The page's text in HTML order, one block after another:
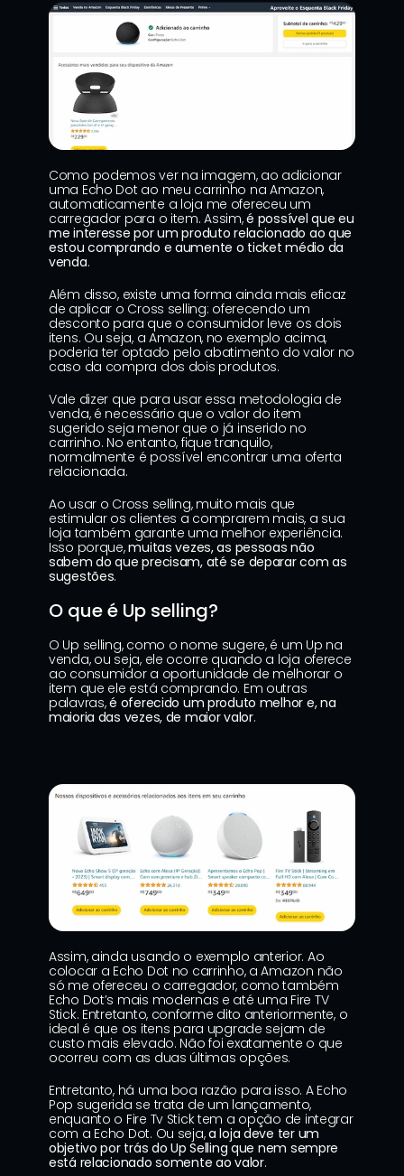
Como podemos ver na imagem, ao adicionar
uma Echo Dot ao meu carrinho na Amazon,
automaticamente a loja me ofereceu um
carregador para o item. Assim, é possível que eu
me interesse por um produto relacionado ao que
estou comprando e aumente o ticket médio da
venda.
Além disso, existe uma forma ainda mais eficaz
de aplicar o Cross selling: oferecendo um
desconto para que o consumidor leve os dois
itens. Ou seja, a Amazon, no exemplo acima,
poderia ter optado pelo abatimento do valor no
caso da compra dos dois produtos.
Vale dizer que para usar essa metodologia de
venda, é necessário que o valor do item
sugerido seja menor que o já inserido no
carrinho. No entanto, fique tranquilo,
normalmente é possível encontrar uma oferta
relacionada.
Ao usar o Cross selling, muito mais que
estimular os clientes a comprarem mais, a sua
loja também garante uma melhor experiência.
Isso porque, muitas vezes, as pessoas não
sabem do que precisam, até se deparar com as
sugestões.
O que é Up selling?
O Up selling, como o nome sugere, é um Up na
venda, ou seja, ele ocorre quando a loja oferece
ao consumidor a oportunidade de melhorar o
item que ele está comprando. Em outras
palavras, é oferecido um produto melhor e, na
maioria das vezes, de maior valor.
Assim, ainda usando o exemplo anterior. Ao
colocar a Echo Dot no carrinho, a Amazon não
só me ofereceu o carregador, como também
Echo Dot’s mais modernas e até uma Fire TV
Stick. Entretanto, conforme dito anteriormente, o
ideal é que os itens para upgrade sejam de
custo mais elevado. Não foi exatamente o que
ocorreu com as duas últimas opções.
Entretanto, há uma boa razão para isso. A Echo
Pop sugerida se trata de um lançamento,
enquanto o Fire Tv Stick tem a opção de integrar
com a Echo Dot. Ou seja, a loja deve ter um
objetivo por trás do Up Selling que nem sempre
está relacionado somente ao valor.